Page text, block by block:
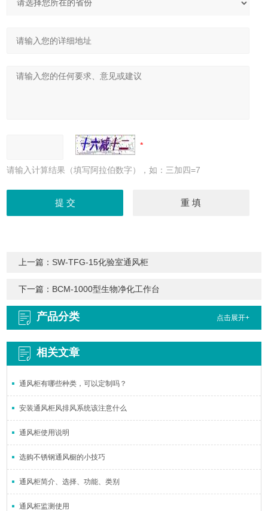
请输入计算结果（填写阿拉伯数字），如：三加四=7
上一篇： SW-TFG-15化验室通风柜
下一篇： BCM-1000型生物净化工作台
产品分类 点击展开+
相关文章
通风柜有哪些种类，可以定制吗？
安装通风柜风排风系统该注意什么
通风柜使用说明
选购不锈钢通风橱的小技巧
通风柜简介、选择、功能、类别
通风柜监测使用